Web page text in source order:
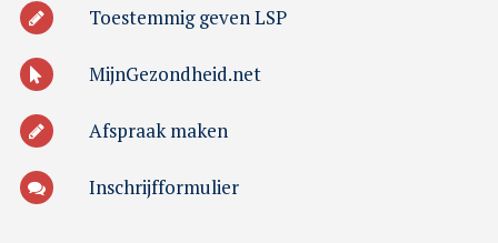
Toestemmig geven LSP
MijnGezondheid.net
Afspraak maken
Inschrijfformulier